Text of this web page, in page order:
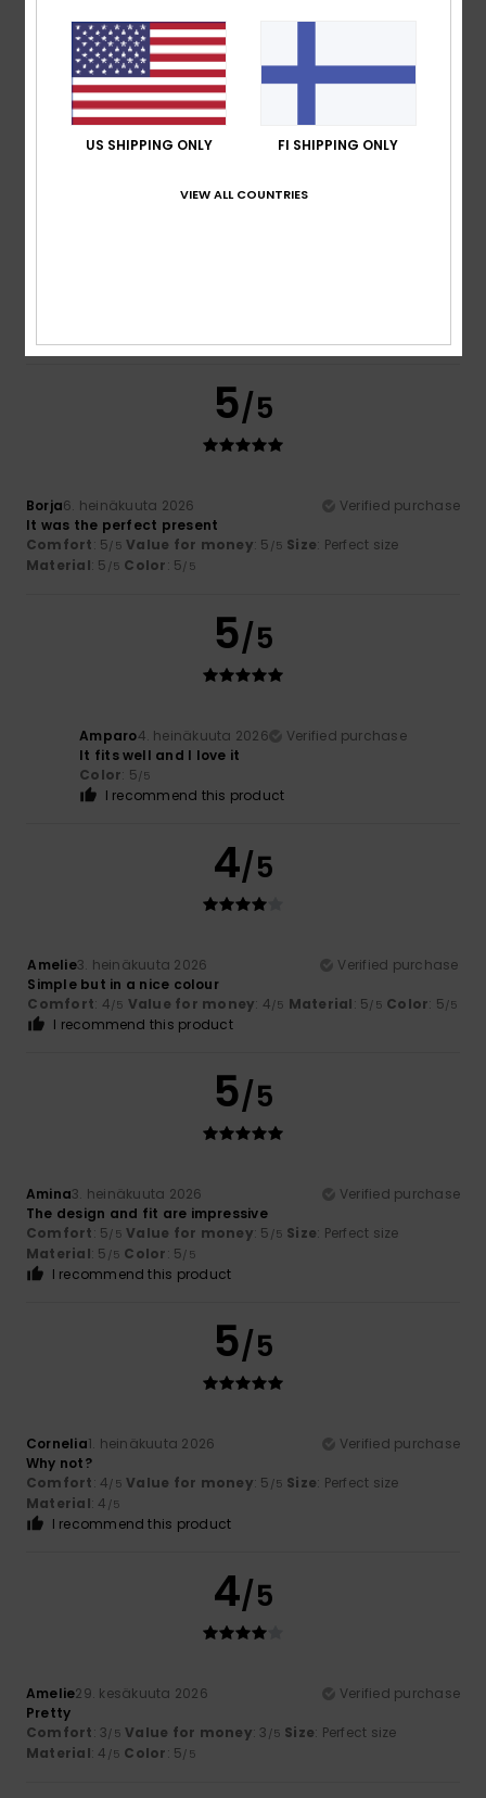
Just what I was looking for
Comfort: 5/5 Value for money
Material: 5/5 Color: 5/5
I recommend this product
5
5/5
Borja6. heinäkuuta 2026
Verified purchase
It was the perfect present
Comfort: 5/5 Value for money: 5 /5 Size: Perfect size
Material: 5 /5 Color: 5/5
5/5
Amparo4. heinäkuuta 2026
Verified purchase
It fits well and I love it
Color: 5/5
I recommend this product
4/5
Amelie3. heinäkuuta 2026
Verified purchase
Simple but in a nice colour
Comfort: 4/5 Value for money: 4/5 Material: 5/5 Color: 5/5
I recommend this product
5/5
Amina3. heinäkuuta 2026
Verified purchase
The design and fit are impressive
Comfort: 5/5 Value for money: 5 /5 Size: Perfect size
Material: 5 /5 Color: 5/5
I recommend this product
5/5
Cornelia1. heinäkuuta 2026
Verified purchase
Why not?
Comfort: 4/5 Value for money: 5 /5 Size: Perfect size
Material: 4 /5
I recommend this product
4/5
Amelie29. kesäkuuta 2026
Verified purchase
Pretty
Comfort: 3/5 Value for money: 3 /5 Size: Perfect size
Material: 4 /5 Color: 5/5
US SHIPPING ONLY FI SHIPPING ONLY
VIEW ALL COUNTRIES